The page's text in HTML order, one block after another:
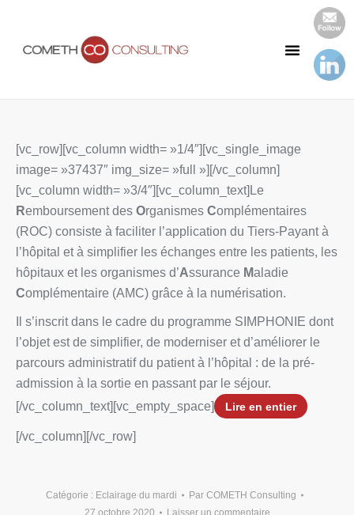
[vc_row][vc_column width= »1/4″][vc_single_image
image= »37437″ img_size= »full »][/vc_column]
[vc_column width= »3/4″][vc_column_text]Le
Remboursement des Organismes Complémentaires
(ROC) consiste à faciliter l’application du Tiers-Payant à
l’hôpital et à simplifier les échanges entre les patients, les
hôpitaux et les organismes d’Assurance Maladie
Complémentaire (AMC) grâce à la numérisation.
Il s’inscrit dans le cadre du programme SIMPHONIE dont
l’objet est de simplifier, de moderniser et d’améliorer le
parcours administratif du patient à l’hôpital : de la pré-
admission à la sortie en passant par le séjour.
[/vc_column_text][vc_empty_space]
Lire en entier
[/vc_column][/vc_row]
Catégorie : Eclairage du mardi Par COMETH Consulting
27 octobre 2020
Laisser un commentaire